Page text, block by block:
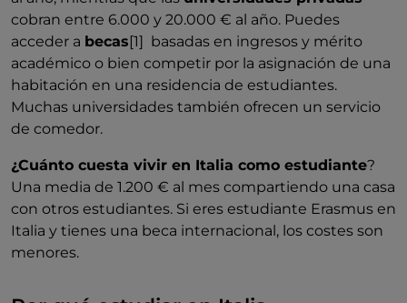
cobran entre 6.000 y 20.000 € al año. Puedes
acceder a becas[1] basadas en ingresos y mérito
académico o bien competir por la asignación de una
habitación en una residencia de estudiantes.
Muchas universidades también ofrecen un servicio
de comedor.
¿Cuánto cuesta vivir en Italia como estudiante?
Una media de 1.200 € al mes compartiendo una casa
con otros estudiantes. Si eres estudiante Erasmus en
Italia y tienes una beca internacional, los costes son
menores.